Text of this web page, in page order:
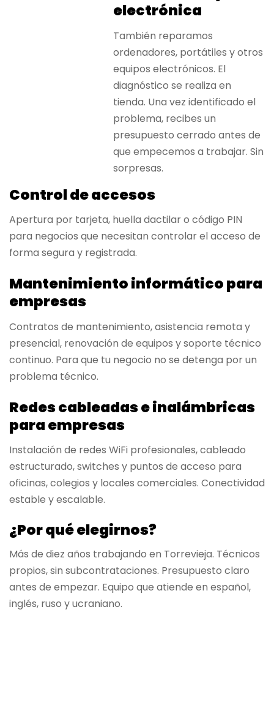
electrónica
También reparamos
ordenadores, portátiles y otros
equipos electrónicos. El
diagnóstico se realiza en
tienda. Una vez identificado el
problema, recibes un
presupuesto cerrado antes de
que empecemos a trabajar. Sin
sorpresas.
Control de accesos
Apertura por tarjeta, huella dactilar o código PIN
para negocios que necesitan controlar el acceso de
forma segura y registrada.
Mantenimiento informático para
empresas
Contratos de mantenimiento, asistencia remota y
presencial, renovación de equipos y soporte técnico
continuo. Para que tu negocio no se detenga por un
problema técnico.
Redes cableadas e inalámbricas
para empresas
Instalación de redes WiFi profesionales, cableado
estructurado, switches y puntos de acceso para
oficinas, colegios y locales comerciales. Conectividad
estable y escalable.
¿Por qué elegirnos?
Más de diez años trabajando en Torrevieja. Técnicos
propios, sin subcontrataciones. Presupuesto claro
antes de empezar. Equipo que atiende en español,
inglés, ruso y ucraniano.